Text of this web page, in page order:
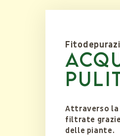
Attraverso la
filtrate grazie
delle piante.